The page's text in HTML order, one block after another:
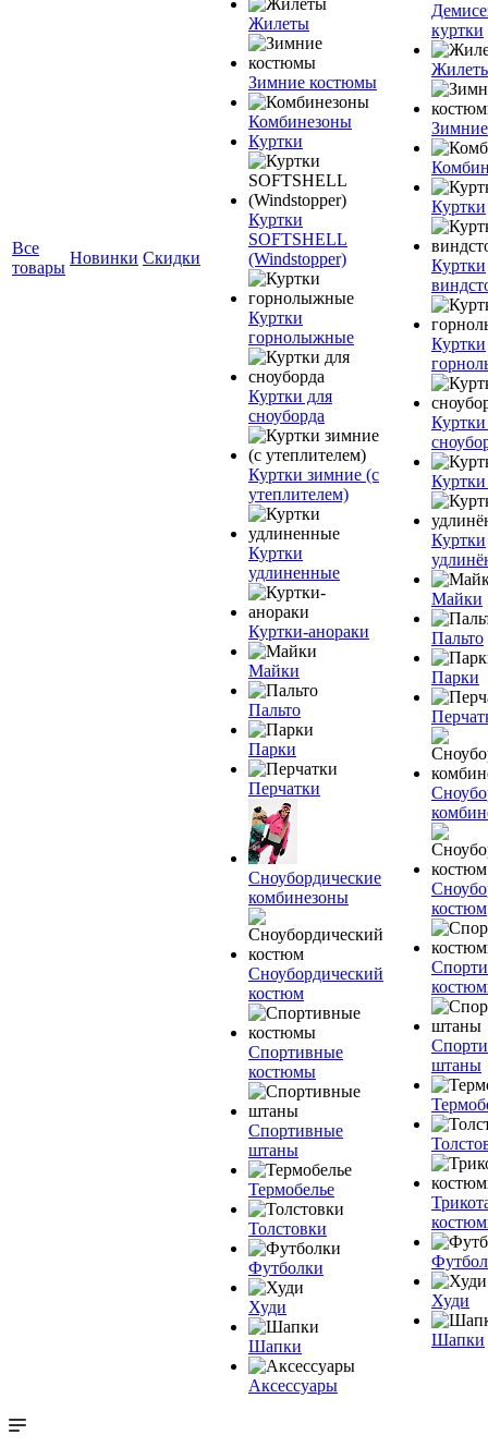
Все
товары
Новинки Скидки
Жилеты
Зимние костюмы
Комбинезоны
Куртки
Куртки
SOFTSHELL
(Windstopper)
Куртки
горнолыжные
Куртки для
сноуборда
Куртки зимние (с
утеплителем)
Куртки
удлиненные
Куртки-анораки
Майки
Пальто
Парки
Перчатки
Сноубордические
комбинезоны
Сноубордический
костюм
Спортивные
костюмы
Спортивные
штаны
Термобелье
Толстовки
Футболки
Худи
Шапки
Аксессуары
куртки
Куртки
Куртки
Куртки
Куртки
Куртки
Майки
Пальто
Парки
костюм
штаны
Худи
Шапки